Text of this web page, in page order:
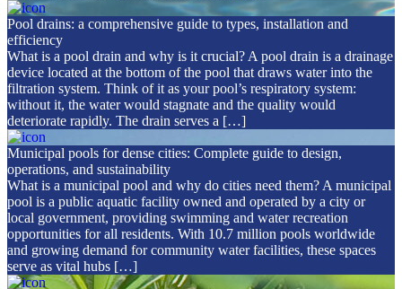
Pool drains: a comprehensive guide to types, installation and
efficiency
What is a pool drain and why is it crucial? A pool drain is a drainage
device located at the bottom of the pool that draws water into the
filtration system. Think of it as your pool’s respiratory system:
without it, the water would stagnate and the quality would
deteriorate rapidly. The drain serves a […]
Municipal pools for dense cities: Complete guide to design,
operations, and sustainability
What is a municipal pool and why do cities need them? A municipal
pool is a public aquatic facility owned and operated by a city or
local government, providing swimming and water recreation
opportunities for all residents. With 10.7 million pools worldwide
and growing demand for community water facilities, these spaces
serve as vital hubs […]